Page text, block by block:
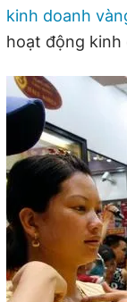
kinh doanh
hoạt động kinh